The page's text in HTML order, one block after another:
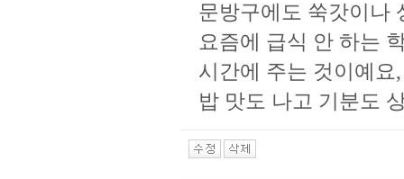
문방구에도 쑥갓이나
요즘에 급식 안 하는
시간에 주는 것이예요,
밥 맛도 나고 기분도